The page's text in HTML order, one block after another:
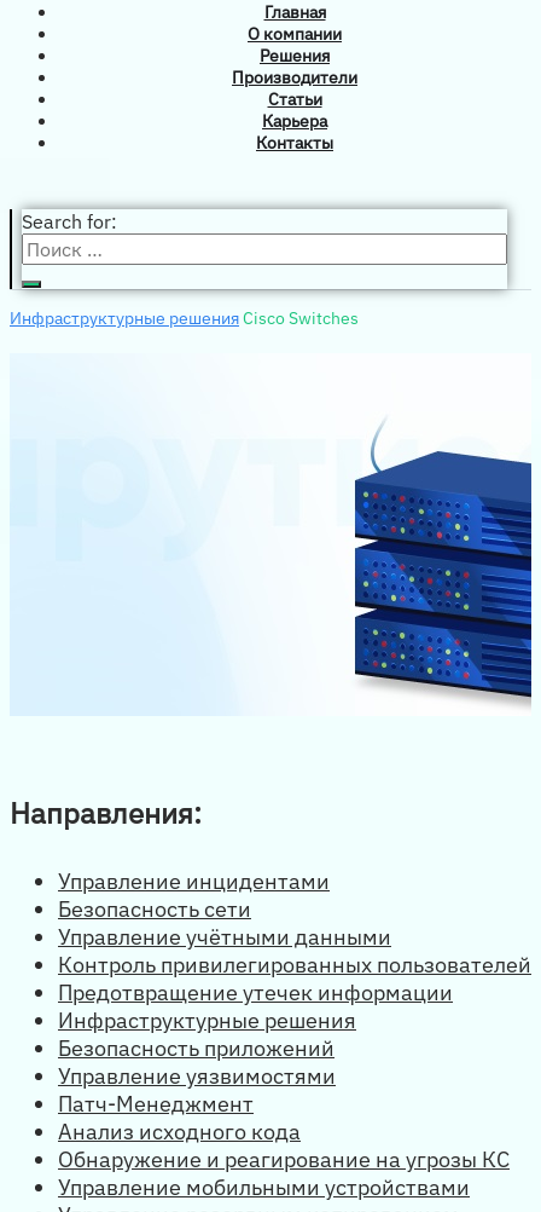
Главная
О компании
Решения
Производители
Статьи
Карьера
Контакты
Search for:
Инфраструктурные решенияCisco Switches
Направления:
Управление инцидентами
Безопасность сети
Управление учётными данными
Контроль привилегированных пользователей
Предотвращение утечек информации
Инфраструктурные решения
Безопасность приложений
Управление уязвимостями
Патч-Менеджмент
Анализ исходного кода
Обнаружение и реагирование на угрозы КС
Управление мобильными устройствами